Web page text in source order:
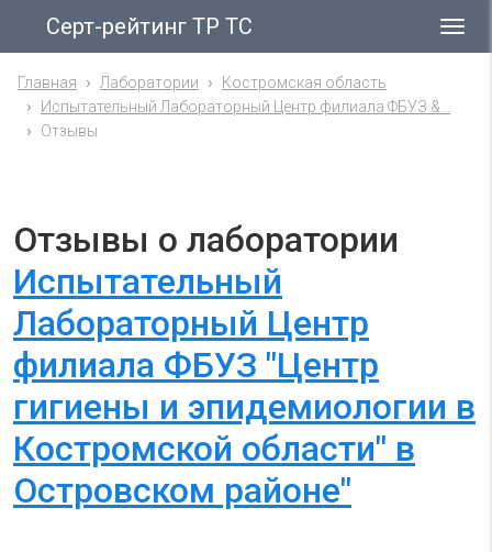
Серт-рейтинг ТР ТС
Главная Лаборатории
Костромская область
Испытательный Лабораторный Центр филиала ФБУЗ &...
Отзывы
Отзывы о лаборатории
Испытательный
Лабораторный Центр
филиала ФБУЗ "Центр
гигиены и эпидемиологии в
Костромской области" в
Островском районе"